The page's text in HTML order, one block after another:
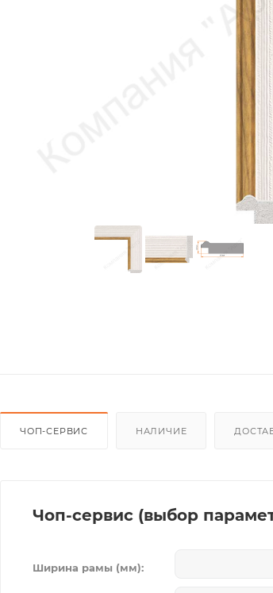
ЧОП-СЕРВИС НАЛИЧИЕ
Чоп-сервис (выбор
Ширина рамы (мм):